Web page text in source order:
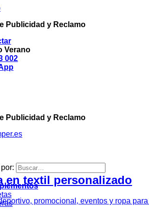
Publicidad y Reclamo
Verano
002
Publicidad y Reclamo
en textil personalizado
promocional, eventos y ropa